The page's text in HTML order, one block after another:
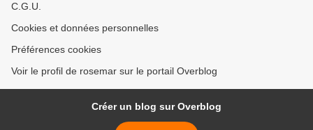
C.G.U.
Cookies et données personnelles
Préférences cookies
Voir le profil de rosemar sur le portail Overblog
Créer un blog sur Overblog